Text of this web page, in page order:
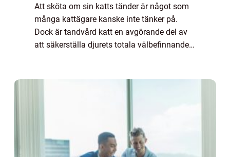
Att sköta om sin katts tänder är något som
många kattägare kanske inte tänker på.
Dock är tandvård katt en avgörande del av
att säkerställa djurets totala välbefinnande.